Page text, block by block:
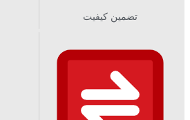
تضمین کیفیت